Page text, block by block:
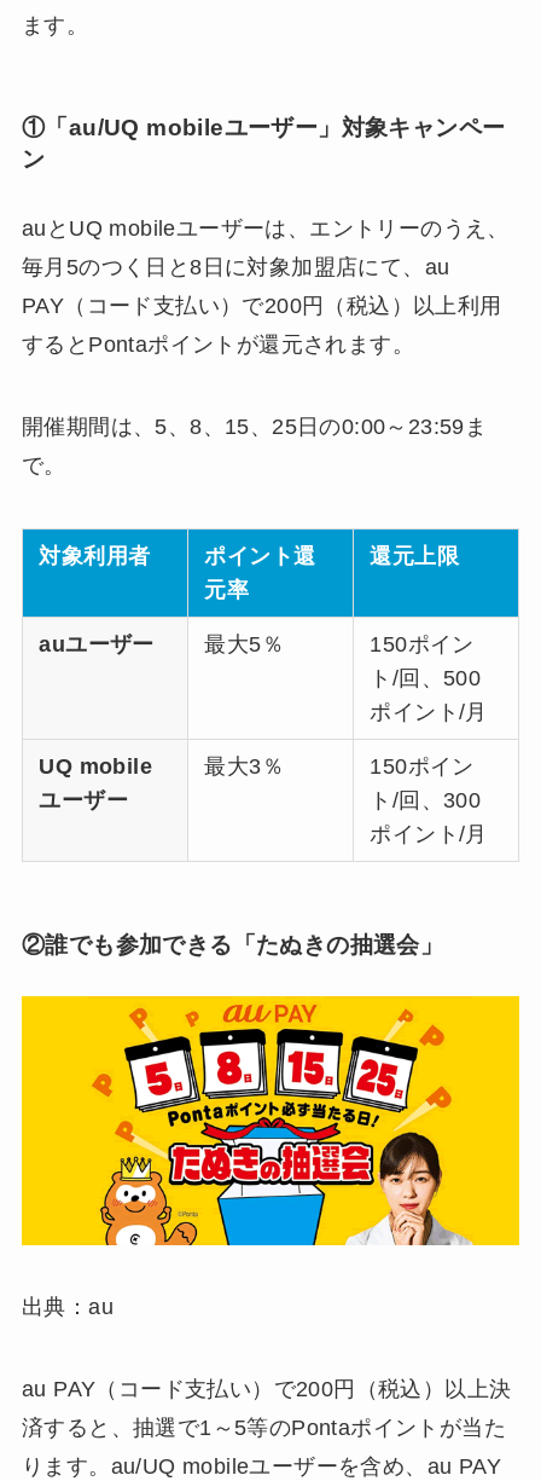
ます。
①「au/UQ mobileユーザー」対象キャンペー
ン
auとUQ mobileユーザーは、エントリーのうえ、
毎月5のつく日と8日に対象加盟店にて、au
PAY（コード支払い）で200円（税込）以上利用
するとPontaポイントが還元されます。
開催期間は、5、8、15、25日の0:00～23:59ま
で。
対象利用者
ポイント還
元率
還元上限
auユーザー 最大5％
150ポイン
ト/回、500
ポイント/月
UQ mobile
ユーザー
最大3％
150ポイン
ト/回、300
ポイント/月
②誰でも参加できる「たぬきの抽選会」
出典：au
au PAY（コード支払い）で200円（税込）以上決
済すると、抽選で1～5等のPontaポイントが当た
ります。au/UQ mobileユーザーを含め、au PAY